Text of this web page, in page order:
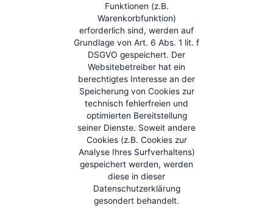
Funktionen (z.B.
Warenkorbfunktion)
erforderlich sind, werden auf
Grundlage von Art. 6 Abs. 1 lit. f
DSGVO gespeichert. Der
Websitebetreiber hat ein
berechtigtes Interesse an der
Speicherung von Cookies zur
technisch fehlerfreien und
optimierten Bereitstellung
seiner Dienste. Soweit andere
Cookies (z.B. Cookies zur
Analyse Ihres Surfverhaltens)
gespeichert werden, werden
diese in dieser
Datenschutzerklärung
gesondert behandelt.